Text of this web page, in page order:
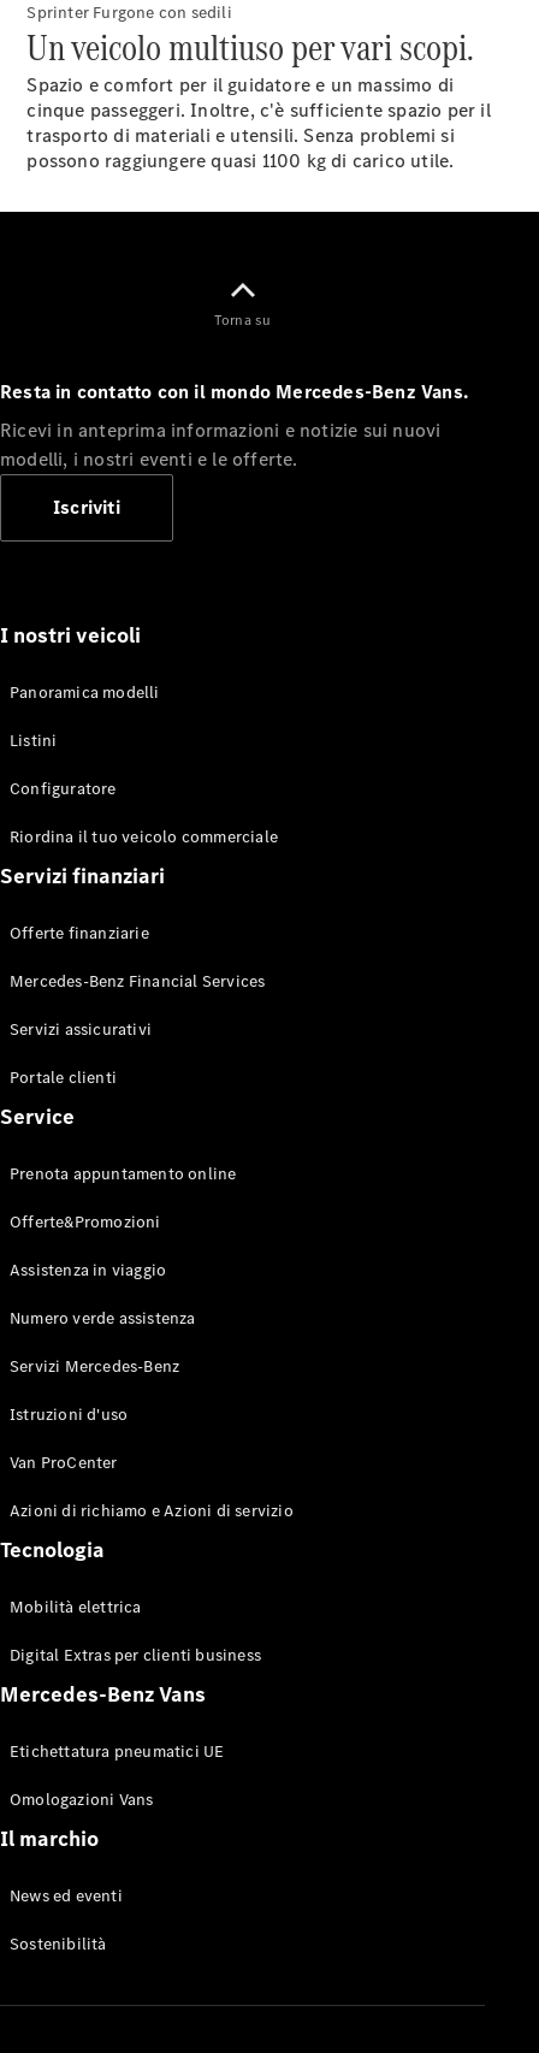
Vito
Vito
Mercedes-
Benz Store.
Marco Polo
Tutte le
Classe V
Marco Polo
Configuratore
Mercedes-
eSprinter
Tutti gli
eSprinter
Furgone
Elettrica
eSprinter
Mercedes-
Benz Store.
eVito
Tutti i eVito
Furgone
Tourer
Mercedes-
Autovetture
Configuratore
Store.
Sprinter Furgone con sedili
Un veicolo multiuso per vari scopi.
Spazio e comfort per il guidatore e un massimo di
cinque passeggeri. Inoltre, c'è sufficiente spazio per il
trasporto di materiali e utensili. Senza problemi si
possono raggiungere quasi 1100 kg di carico utile.
Torna su
Resta in contatto con il mondo Mercedes-Benz Vans.
Ricevi in anteprima informazioni e notizie sui nuovi
modelli, i nostri eventi e le offerte.
Iscriviti
I nostri veicoli
Panoramica modelli
Listini
Configuratore
Riordina il tuo veicolo commerciale
Servizi finanziari
Offerte finanziarie
Mercedes-Benz Financial Services
Servizi assicurativi
Portale clienti
Service
Prenota appuntamento online
Offerte&Promozioni
Assistenza in viaggio
Numero verde assistenza
Servizi Mercedes-Benz
Istruzioni d'uso
Van ProCenter
Azioni di richiamo e Azioni di servizio
Tecnologia
Mobilità elettrica
Digital Extras per clienti business
Mercedes-Benz Vans
Etichettatura pneumatici UE
Omologazioni Vans
Il marchio
News ed eventi
Sostenibilità